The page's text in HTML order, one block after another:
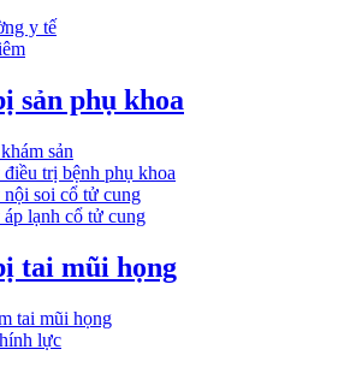
y tế
sản phụ khoa
sản
trị bệnh phụ khoa
soi cổ tử cung
lạnh cổ tử cung
tai mũi họng
tai mũi họng
lực